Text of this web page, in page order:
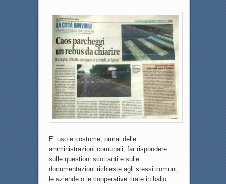
E’ uso e costume, ormai delle
amministrazioni comunali, far rispondere
sulle questioni scottanti e sulle
documentazioni richieste agli stessi comuni,
le aziende o le cooperative tirate in ballo…..